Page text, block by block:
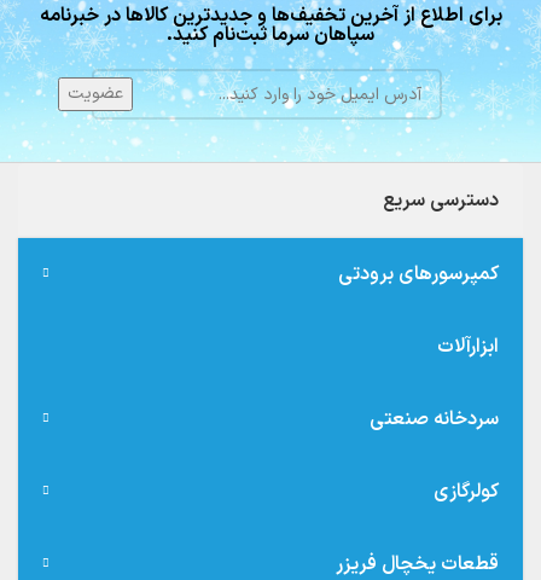
برای اطلاع از آخرین تخفیف‌ها و جدیدترین کالاها در خبرنامه
سپاهان سرما ثبت‌نام کنید.
دسترسی سریع
کمپرسورهای برودتی
ابزارآلات
سردخانه صنعتی
کولرگازی
قطعات یخچال فریزر